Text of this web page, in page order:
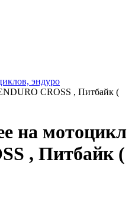
эндуро
CROSS , Питбайк (
на мотоцикл
, Питбайк (